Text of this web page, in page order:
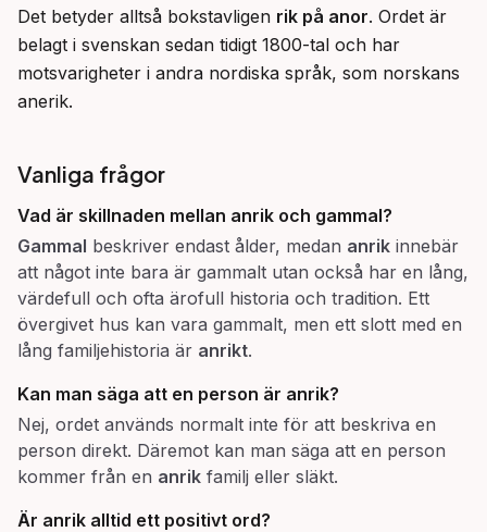
Det betyder alltså bokstavligen rik på anor. Ordet är
belagt i svenskan sedan tidigt 1800-tal och har
motsvarigheter i andra nordiska språk, som norskans
anerik.
Vanliga frågor
Vad är skillnaden mellan anrik och gammal?
Gammal beskriver endast ålder, medan anrik innebär
att något inte bara är gammalt utan också har en lång,
värdefull och ofta ärofull historia och tradition. Ett
övergivet hus kan vara gammalt, men ett slott med en
lång familjehistoria är anrikt.
Kan man säga att en person är anrik?
Nej, ordet används normalt inte för att beskriva en
person direkt. Däremot kan man säga att en person
kommer från en anrik familj eller släkt.
Är anrik alltid ett positivt ord?